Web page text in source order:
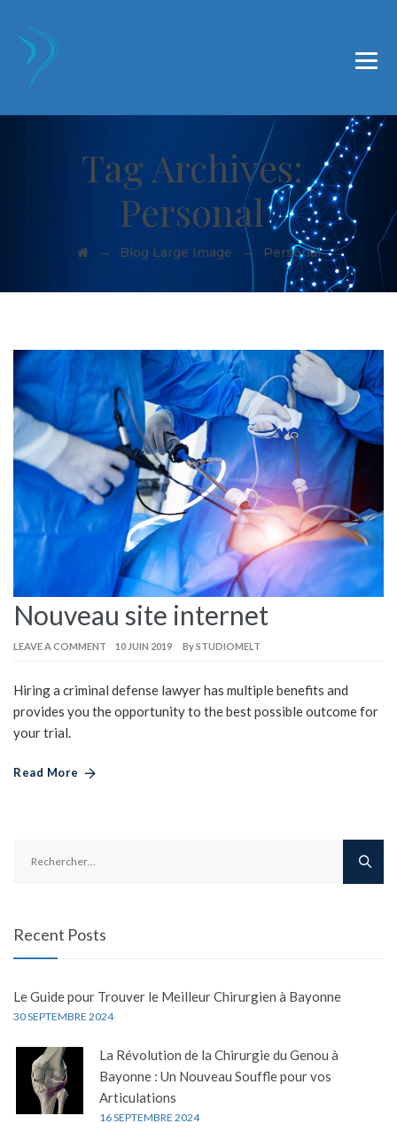
Institut du Genou Belauna, 19 bd du B.A.B, Bâtiment C
Tag Archives:
Personal
→ Blog Large Image → Personal
Nouveau site internet
LEAVE A COMMENT 10 JUIN 2019 BySTUDIOMELT
Hiring a criminal defense lawyer has multiple benefits and
provides you the opportunity to the best possible outcome for
your trial.
Read More
Recent Posts
Le Guide pour Trouver le Meilleur Chirurgien à Bayonne
30 SEPTEMBRE 2024
La Révolution de la Chirurgie du Genou à
Bayonne : Un Nouveau Souffle pour vos
Articulations
16 SEPTEMBRE 2024